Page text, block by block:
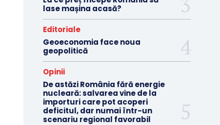
lase mașina acasă?
Editoriale
Geoeconomia face noua
geopolitică
Opinii
De astăzi România fără energie
nucleară: salvarea vine de la
importuri care pot acoperi
deficitul, dar numai într-un
scenariu regional favorabil